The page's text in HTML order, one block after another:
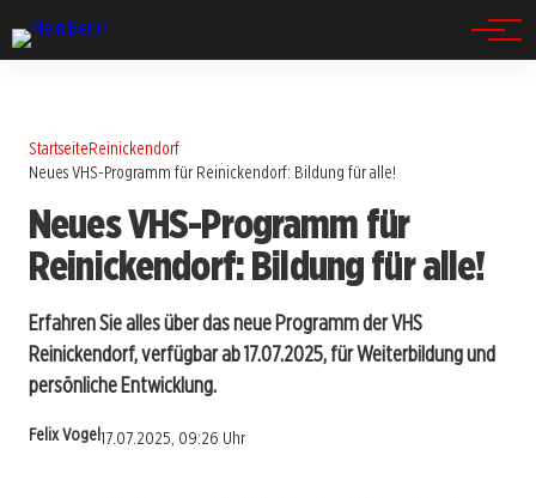
StartseiteReinickendorf
Neues VHS-Programm für Reinickendorf: Bildung für alle!
Neues VHS-Programm für
Reinickendorf: Bildung für alle!
Erfahren Sie alles über das neue Programm der VHS
Reinickendorf, verfügbar ab 17.07.2025, für Weiterbildung und
persönliche Entwicklung.
Felix Vogel17.07.2025, 09:26 Uhr